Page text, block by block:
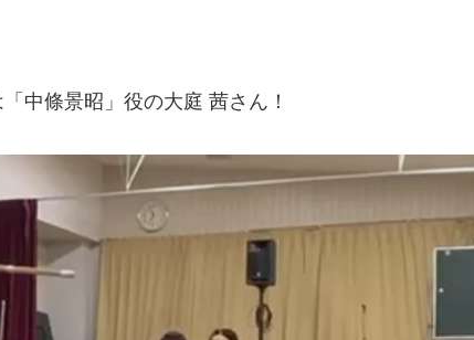
中條景昭」役の大庭 茜さん！